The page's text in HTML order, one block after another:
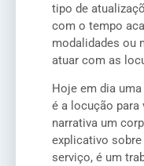
tipo de
com o tempo
modalidades ou
atuar com as
Hoje em dia
é a locução para
narrativa um
explicativo
serviço, é um